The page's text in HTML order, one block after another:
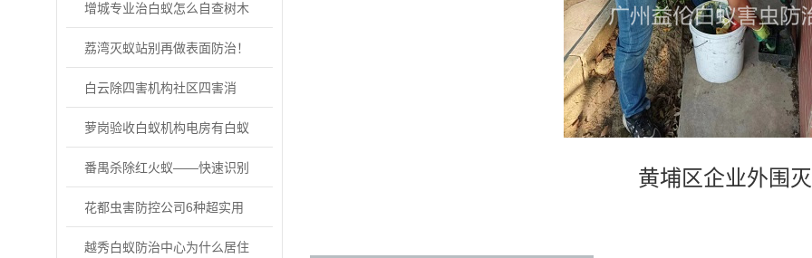
增城专业治白蚁怎么自查树木
白蚁受害迹象
荔湾灭蚁站别再做表面防治！
专业灭蚁找益伦
白云除四害机构社区四害消
杀，分4步实操！
萝岗验收白蚁机构电房有白蚁
危害怎么办
番禺杀除红火蚁——快速识别
防控户外常见的...
花都虫害防控公司6种超实用
的“老鼠怕”用...
越秀白蚁防治中心为什么居住
黄埔区企业外围